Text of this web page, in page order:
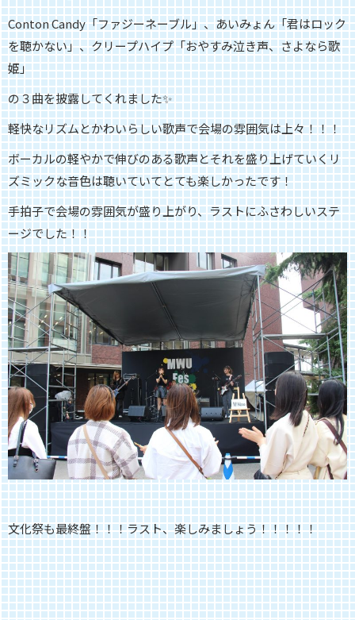
Conton Candy「ファジーネーブル」、あいみょん「君はロック
を聴かない」、クリープハイプ「おやすみ泣き声、さよなら歌
姫」
の３曲を披露してくれました✨
軽快なリズムとかわいらしい歌声で会場の雰囲気は上々！！！
ボーカルの軽やかで伸びのある歌声とそれを盛り上げていくリ
ズミックな音色は聴いていてとても楽しかったです！
手拍子で会場の雰囲気が盛り上がり、ラストにふさわしいステ
ージでした！！
文化祭も最終盤！！！ラスト、楽しみましょう！！！！！